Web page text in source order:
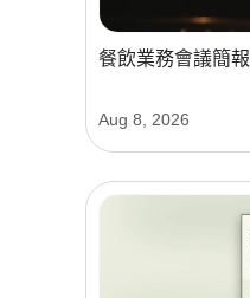
餐飲業務會議簡報
Aug 8, 2026